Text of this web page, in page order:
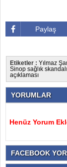
Paylaş
Etiketler : Yılmaz
Sinop sağlık skandalı
açıklaması
YORUMLAR
Henüz Yorum
FACEBOOK